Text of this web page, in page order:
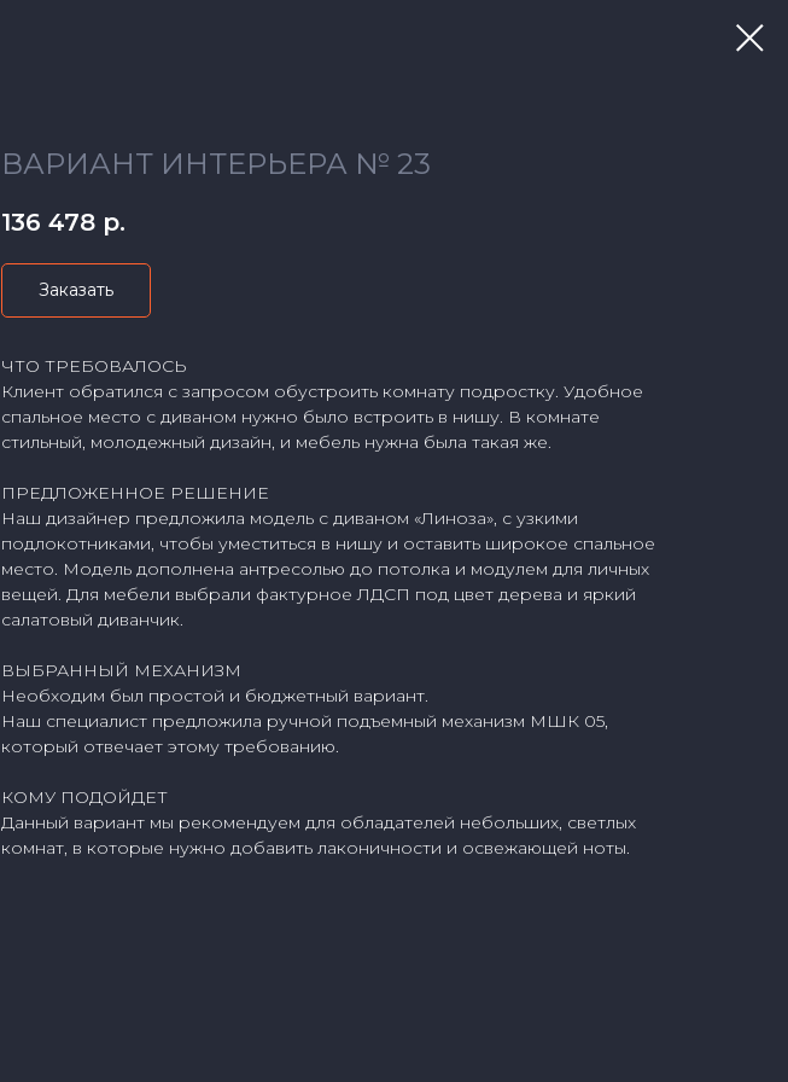
ВАРИАНТ ИНТЕРЬЕРА № 23
136 478 р.
Заказать
ЧТО ТРЕБОВАЛОСЬ
Клиент обратился с запросом обустроить комнату подростку. Удобное
спальное место с диваном нужно было встроить в нишу. В комнате
стильный, молодежный дизайн, и мебель нужна была такая же.
ПРЕДЛОЖЕННОЕ РЕШЕНИЕ
Наш дизайнер предложила модель с диваном «Линоза», с узкими
подлокотниками, чтобы уместиться в нишу и оставить широкое спальное
место. Модель дополнена антресолью до потолка и модулем для личных
вещей. Для мебели выбрали фактурное ЛДСП под цвет дерева и яркий
салатовый диванчик.
ВЫБРАННЫЙ МЕХАНИЗМ
Необходим был простой и бюджетный вариант.
Наш специалист предложила ручной подъемный механизм МШК 05,
который отвечает этому требованию.
КОМУ ПОДОЙДЕТ
Данный вариант мы рекомендуем для обладателей небольших, светлых
комнат, в которые нужно добавить лаконичности и освежающей ноты.